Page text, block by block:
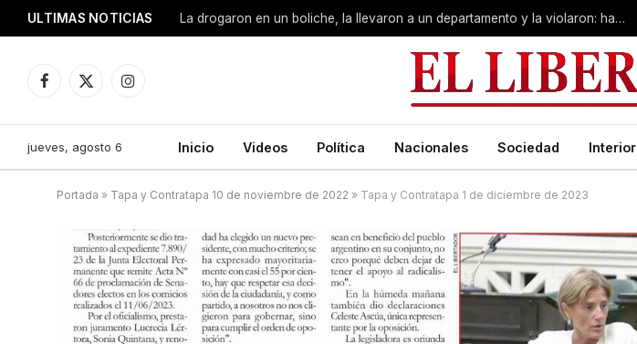
ULTIMAS NOTICIAS La drogaron en un boliche, la llevaron a un departamento y la violaron: hay un detenido
Facebook
X
Instagram
jueves, agosto 6 Inicio Videos Política Nacionales Sociedad Interior
Portada » Tapa y Contratapa 10 de noviembre de 2022 » Tapa y Contratapa 1 de diciembre de 2023